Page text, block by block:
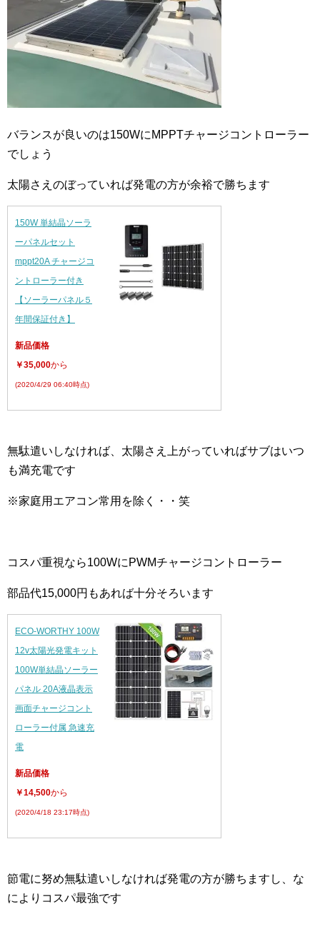
バランスが良いのは150WにMPPTチャージコントローラー
でしょう
太陽さえのぼっていれば発電の方が余裕で勝ちます
150W 単結晶ソーラ
ーパネルセット
mppt20A チャージコ
ントローラー付き
【ソーラーパネル５
年間保証付き】
新品価格
￥35,000から
(2020/4/29 06:40時点)
無駄遣いしなければ、太陽さえ上がっていればサブはいつ
も満充電です
※家庭用エアコン常用を除く・・笑
コスパ重視なら100WにPWMチャージコントローラー
部品代15,000円もあれば十分そろいます
ECO-WORTHY 100W
12v太陽光発電キット
100W単結晶ソーラー
パネル 20A液晶表示
画面チャージコント
ローラー付属 急速充
電
新品価格
￥14,500から
(2020/4/18 23:17時点)
節電に努め無駄遣いしなければ発電の方が勝ちますし、な
によりコスパ最強です